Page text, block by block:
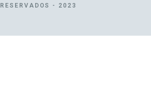
RESERVADOS - 2023